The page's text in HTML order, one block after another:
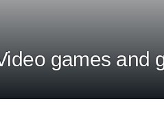
games and